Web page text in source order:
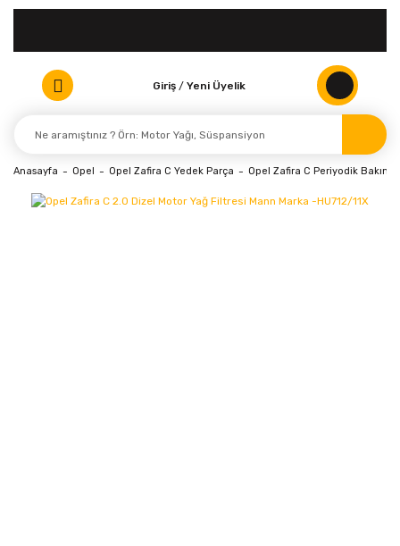
Giriş / Yeni Üyelik
Anasayfa Opel Opel Zafira C Yedek Parça Opel Zafira C Periyodik Bakım